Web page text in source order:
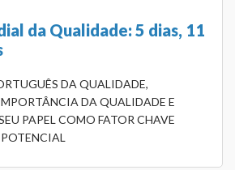
da Qualidade: 5 dias, 11
DA QUALIDADE,
DA QUALIDADE E
PAPEL COMO FATOR CHAVE
POTENCIAL